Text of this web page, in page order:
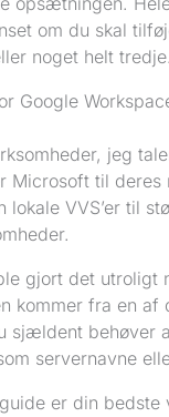
om du skal
noget helt tredje.
Google
jeg
Microsoft til deres
VVS’er til
gjort det utroligt
kommer fra en af
sjældent behøver
servernavne
er din bedste